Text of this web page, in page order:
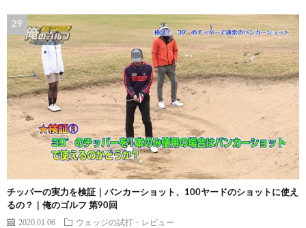
チッパーの実力を検証｜バンカーショット、100ヤードのショットに使え
るの？｜俺のゴルフ 第90回
2020.01.06 ウェッジの試打・レビュー